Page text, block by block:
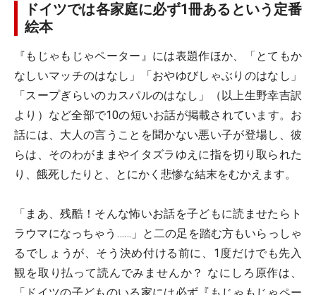
ドイツでは各家庭に必ず1冊あるという定番
絵本
『もじゃもじゃペーター』には表題作ほか、「とてもか
なしいマッチのはなし」「おやゆびしゃぶりのはなし」
「スープぎらいのカスパルのはなし」（以上生野幸吉訳
より）など全部で10の短いお話が掲載されています。お
話には、大人の言うことを聞かない悪い子が登場し、彼
らは、そのわがままやイタズラゆえに指を切り取られた
り、餓死したりと、とにかく悲惨な結末をむかえます。
「まあ、残酷！そんな怖いお話を子どもに読ませたらト
ラウマになっちゃう……」と二の足を踏む方もいらっしゃ
るでしょうが、そう決め付ける前に、1度だけでも先入
観を取り払って読んでみませんか？ なにしろ原作は、